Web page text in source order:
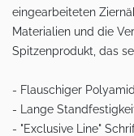
eingearbeiteten
Materialien und die
Spitzenprodukt, das
- Flauschiger
- Lange
- "Exclusive Line"